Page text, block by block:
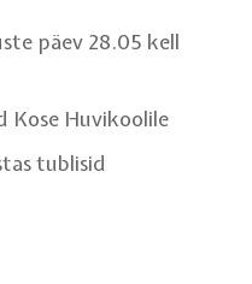
päev 28.05 kell
Kose Huvikoolile
tublisid